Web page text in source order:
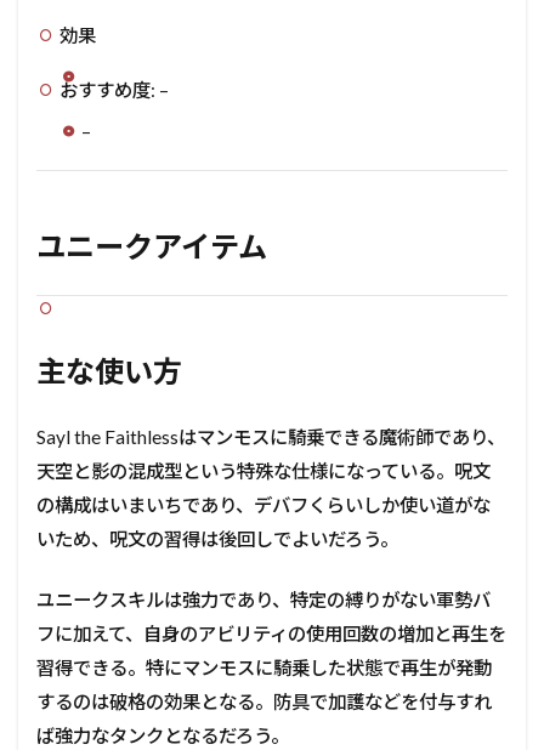
効果
おすすめ度: –
–
ユニークアイテム
主な使い方
Sayl the Faithlessはマンモスに騎乗できる魔術師であり、
天空と影の混成型という特殊な仕様になっている。呪文
の構成はいまいちであり、デバフくらいしか使い道がな
いため、呪文の習得は後回しでよいだろう。
ユニークスキルは強力であり、特定の縛りがない軍勢バ
フに加えて、自身のアビリティの使用回数の増加と再生を
習得できる。特にマンモスに騎乗した状態で再生が発動
するのは破格の効果となる。防具で加護などを付与すれ
ば強力なタンクとなるだろう。